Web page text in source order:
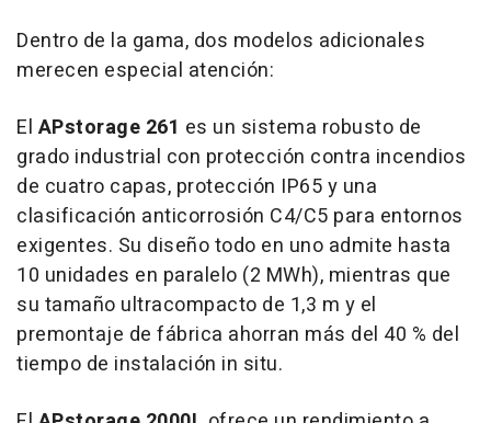
Dentro de la gama, dos modelos adicionales
merecen especial atención:
El APstorage 261 es un sistema robusto de
grado industrial con protección contra incendios
de cuatro capas, protección IP65 y una
clasificación anticorrosión C4/C5 para entornos
exigentes. Su diseño todo en uno admite hasta
10 unidades en paralelo (2 MWh), mientras que
su tamaño ultracompacto de 1,3 m y el
premontaje de fábrica ahorran más del 40 % del
tiempo de instalación in situ.